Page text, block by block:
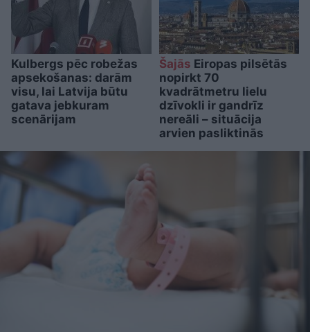
Kulbergs pēc robežas
apsekošanas: darām
visu, lai Latvija būtu
gatava jebkuram
scenārijam
Šajās Eiropas pilsētās
nopirkt 70
kvadrātmetru lielu
dzīvokli ir gandrīz
nereāli – situācija
arvien pasliktinās